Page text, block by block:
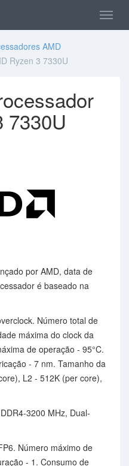
AMD
Ryzen 3 7330U
7330U
por AMD, data de
é baseado na
Número total de
máxima do clock da
de operação - 95°C.
- 7 nm. Tamanho da
L2 - 512K (per core),
3200 MHz, Dual-
Número máximo de
- 1. Consumo de